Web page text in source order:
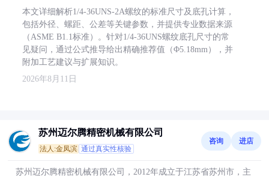
本文详细解析1/4-36UNS-2A螺纹的标准尺寸及底孔计算，
包括外径、螺距、公差等关键参数，并提供专业数据来源
（ASME B1.1标准）。针对1/4-36UNS螺纹底孔尺寸的常
见疑问，通过公式推导给出精确推荐值（Φ5.18mm），并
附加工艺建议与扩展知识。
2026年8月11日
苏州迈尔腾精密机械有限公司
法人:金凤滨 通过真实性核验
咨询 进店
苏州迈尔腾精密机械有限公司，2012年成立于江苏省苏州市，主